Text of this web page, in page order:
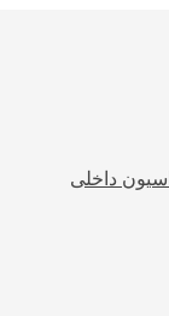
داخلی